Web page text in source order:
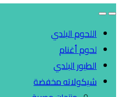
اللحوم البلدي
لحوم أغنام
الطيور البلدي
شيكولاته مخفضة